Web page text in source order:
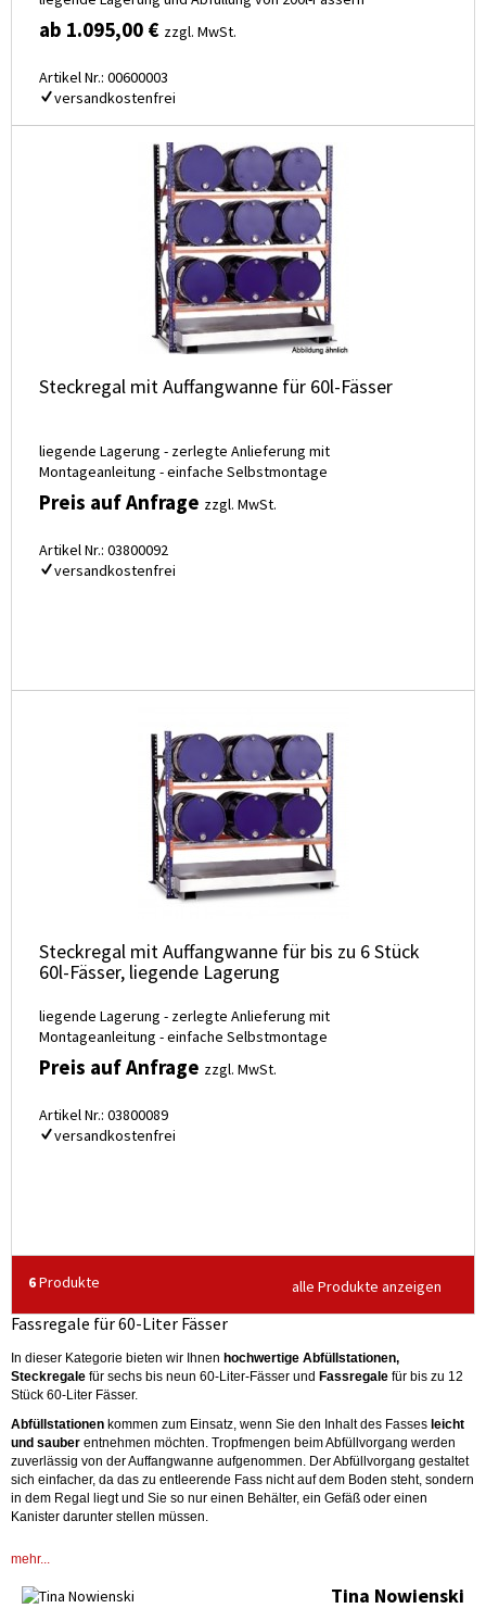
ab 1.095,00 € zzgl. MwSt.
Artikel Nr.: 00600003
versandkostenfrei
Steckregal mit Auffangwanne für 60l-Fässer
liegende Lagerung - zerlegte Anlieferung mit
Montageanleitung - einfache Selbstmontage
Preis auf Anfrage zzgl. MwSt.
Artikel Nr.: 03800092
versandkostenfrei
Steckregal mit Auffangwanne für bis zu 6 Stück
60l-Fässer, liegende Lagerung
liegende Lagerung - zerlegte Anlieferung mit
Montageanleitung - einfache Selbstmontage
Preis auf Anfrage zzgl. MwSt.
Artikel Nr.: 03800089
versandkostenfrei
6Produkte alle Produkte anzeigen
Fassregale für 60-Liter Fässer
In dieser Kategorie bieten wir Ihnen hochwertige Abfüllstationen,
Steckregale für sechs bis neun 60-Liter-Fässer und Fassregale für bis zu 12
Stück 60-Liter Fässer.
Abfüllstationen kommen zum Einsatz, wenn Sie den Inhalt des Fasses leicht
und sauber entnehmen möchten. Tropfmengen beim Abfüllvorgang werden
zuverlässig von der Auffangwanne aufgenommen. Der Abfüllvorgang gestaltet
sich einfacher, da das zu entleerende Fass nicht auf dem Boden steht, sondern
in dem Regal liegt und Sie so nur einen Behälter, ein Gefäß oder einen
Kanister darunter stellen müssen.
eignen sich für die
einzelne Fass ist leicht zugänglich. Durch das Übereinanderstapeln wird eine
MengePlatz eingespart.
mehr...
Tina Nowienski